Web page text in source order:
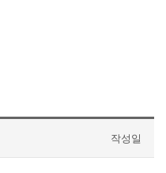
작성일